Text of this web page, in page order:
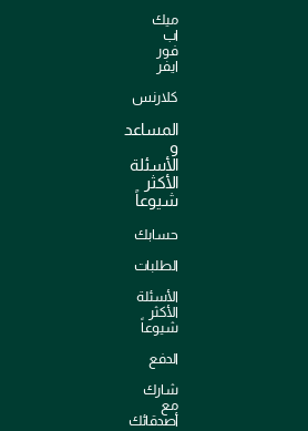
ميك
اب
فور
ايفر
كلارنس
المساعد
و
الأسئلة
الأكثر
شيوعاً
حسابك
الطلبات
الأسئلة
الأكثر
شيوعاً
الدفع
شارك
مع
أصدقائك